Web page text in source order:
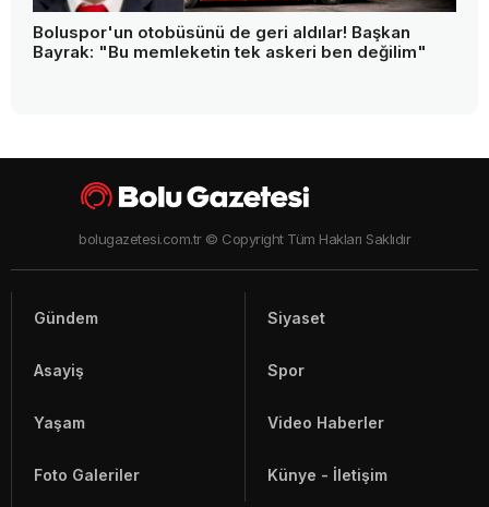
Boluspor'un otobüsünü de geri aldılar! Başkan
Bayrak: "Bu memleketin tek askeri ben değilim"
bolugazetesi.com.tr © Copyright Tüm Hakları Saklıdır
Gündem Siyaset
Asayiş Spor
Yaşam Video Haberler
Foto Galeriler Künye - İletişim